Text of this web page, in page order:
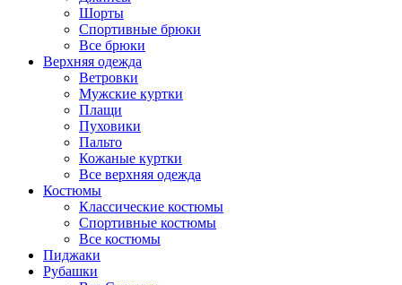
Шорты
Спортивные брюки
Все брюки
Верхняя одежда
Ветровки
Мужские куртки
Плащи
Пуховики
Пальто
Кожаные куртки
Все верхняя одежда
Костюмы
Классические костюмы
Спортивные костюмы
Все костюмы
Пиджаки
Рубашки